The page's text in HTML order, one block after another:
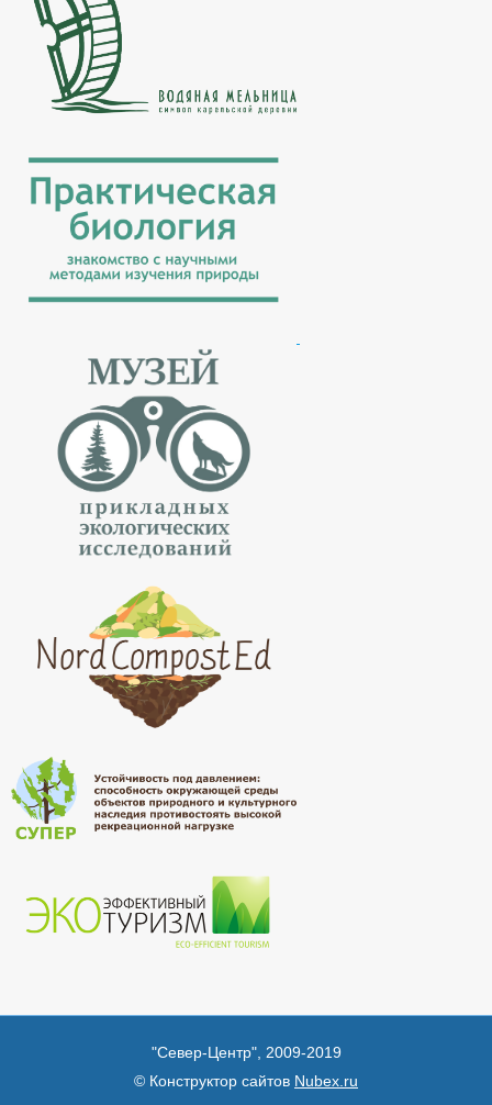
"Север-Центр", 2009-2019
© Конструктор сайтов Nubex.ru